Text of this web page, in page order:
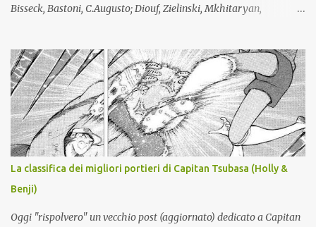
Bisseck, Bastoni, C.Augusto; Diouf, Zielinski, Mkhitaryan,
giocatori formati localmente: Bastoni, Barella, PROVEDEL. Lista
giocatori formati nel vivaio dell'Inter: Di Gennaro, Dimarco,
Esposito, Stankovic. Lista A: totale 25 giocatori (Mosconi lista B).
NAPOLI (4-3-3): Meret - X, Rrahmani, X (lista B), Spinazzola -
Anguissa, Lobotka, McTominay - Neres, Hojlund, Alisson. A disp.:
X (secondo portiere), Contini; Di Lorenzo, Beukema, Buongiorno,
MARIANUCCI*, RAFA MARIN, Olivera; Gilmour, De Bruyne,
Vergara; Politano, Lukaku, ZEBALLOS?. All.: ALLEGRI (nuovo).
*Lista B serie A Giocatori partenti: Milinkovic-Savic, Obaretin,
Mazzocchi, Cajuste, Folorunsho, Lindstrom...
La classifica dei migliori portieri di Capitan Tsubasa (Holly &
Benji)
Oggi "rispolvero" un vecchio post (aggiornato) dedicato a Capitan